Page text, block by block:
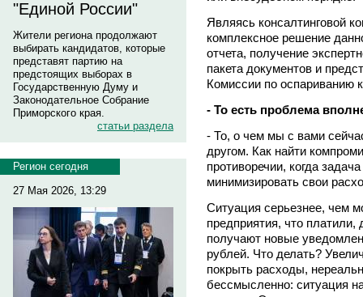
"Единой России"
Жители региона продолжают
выбирать кандидатов, которые
представят партию на
предстоящих выборах в
Государственную Думу и
Законодательное Собрание
Приморского края.
статьи раздела
Регион сегодня
27 Мая 2026, 13:29
Являясь консалтинговой
комплексное решение
отчета, получение
пакета документов и
Комиссии по оспариванию
- То есть проблема
- То, о чем мы с вами
другом. Как найти
противоречии, когда
минимизировать свои
Ситуация серьезнее, чем
предприятия, что платили,
получают новые
рублей. Что делать?
покрыть расходы,
бессмысленно: ситуация